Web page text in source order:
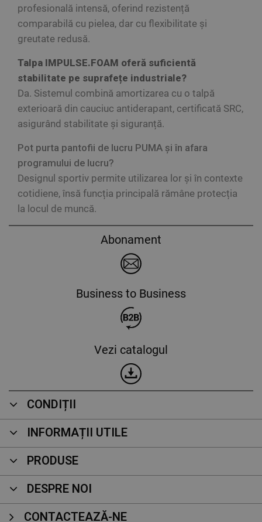
profesională intensă, oferind rezistență
comparabilă cu pielea, dar cu flexibilitate și
greutate redusă.
Talpa IMPULSE.FOAM oferă suficientă
stabilitate pe suprafețe industriale?
Da. Sistemul combină amortizarea cu o talpă
exterioară din cauciuc antiderapant, certificată SRC,
asigurând stabilitate și siguranță.
Pot purta pantofii de lucru PUMA și în afara
programului de lucru?
Designul sportiv permite utilizarea lor și în contexte
cotidiene, însă funcția principală rămâne protecția
la locul de muncă.
Abonament
Business to Business
Vezi catalogul
CONDIȚII
INFORMAȚII UTILE
PRODUSE
DESPRE NOI
CONTACTEAZĂ-NE